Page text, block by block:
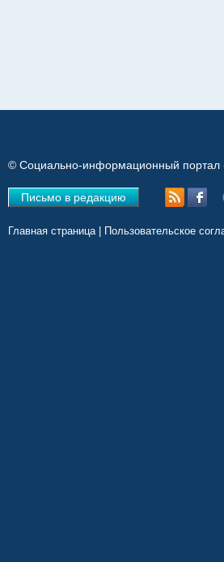
© Социально-информационный портал
Письмо в редакцию
Главная страница| Пользовательское